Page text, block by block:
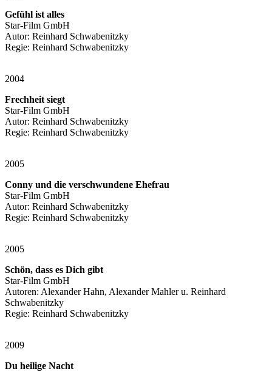
Gefühl ist alles
Star-Film GmbH
Autor: Reinhard Schwabenitzky
Regie: Reinhard Schwabenitzky
2004
Frechheit siegt
Star-Film GmbH
Autor: Reinhard Schwabenitzky
Regie: Reinhard Schwabenitzky
2005
Conny und die verschwundene Ehefrau
Star-Film GmbH
Autor: Reinhard Schwabenitzky
Regie: Reinhard Schwabenitzky
2005
Schön, dass es Dich gibt
Star-Film GmbH
Autoren: Alexander Hahn, Alexander Mahler u. Reinhard
Schwabenitzky
Regie: Reinhard Schwabenitzky
2009
Du heilige Nacht